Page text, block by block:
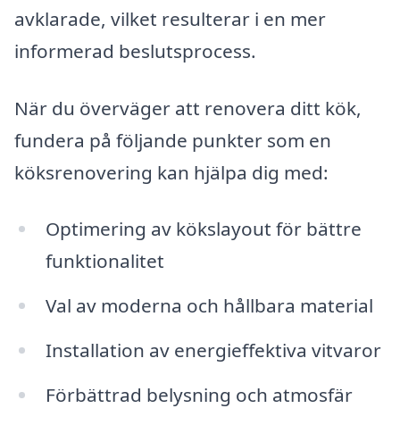
avklarade, vilket resulterar i en mer
informerad beslutsprocess.
När du överväger att renovera ditt kök,
fundera på följande punkter som en
köksrenovering kan hjälpa dig med:
Optimering av kökslayout för bättre
funktionalitet
Val av moderna och hållbara material
Installation av energieffektiva vitvaror
Förbättrad belysning och atmosfär